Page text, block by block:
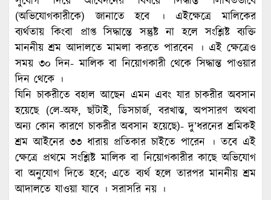
(অভিযোগকারীকে) জানাতে হবে । এইক্ষেত্রে মালিকের
ব্যর্থতায় কিংবা প্রাপ্ত সিদ্ধান্তে সন্তুষ্ট না হলে সংশ্লিষ্ট ব্যক্তি
মাননীয় শ্রম আদালতে মামলা করতে পারবেন । এই ক্ষেত্রেও
সময় ৩০ দিন- মালিক বা নিয়োগকারী থেকে সিদ্ধান্ত পাওয়ার
দিন থেকে ।
যিনি চাকরীতে বহাল আছেন এমন এবং যার চাকরীর অবসান
হয়েছে (লে-অফ, ছাঁটাই, ডিসচার্জ, বরখাস্ত, অপসারণ অথবা
অন্য কোন কারণে চাকরীর অবসান হয়েছে)- দু’ধরনের শ্রমিকই
শ্রম আইনের ৩৩ ধারায় প্রতিকার চাইতে পারেন । তবে এই
ক্ষেত্রে প্রথমে সংশ্লিষ্ট মালিক বা নিয়োগকারীর কাছে অভিযোগ
বা অনুযোগ দিতে হবে; এতে ব্যর্থ হলে তারপর মাননীয় শ্রম
আদালতে যাওয়া যাবে । সরাসরি নয় ।